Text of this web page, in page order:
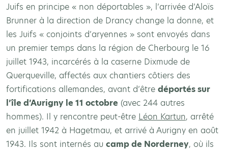
Juifs en principe « non déportables », l’arrivée d’Aloïs
Brunner à la direction de Drancy change la donne, et
les Juifs « conjoints d’aryennes » sont envoyés dans
un premier temps dans la région de Cherbourg le 16
juillet 1943, incarcérés à la caserne Dixmude de
Querqueville, affectés aux chantiers côtiers des
fortifications allemandes, avant d’être déportés sur
l’île d’Aurigny le 11 octobre (avec 244 autres
hommes). Il y rencontre peut-être Léon Kartun, arrêté
en juillet 1942 à Hagetmau, et arrivé à Aurigny en août
1943. Ils sont internés au camp de Norderney, où ils